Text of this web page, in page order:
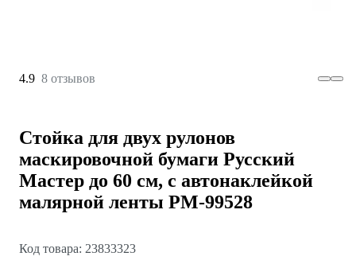
4.9 8 отзывов
Стойка для двух рулонов
маскировочной бумаги Русский
Мастер до 60 см, с автонаклейкой
малярной ленты РМ-99528
Код товара: 23833323